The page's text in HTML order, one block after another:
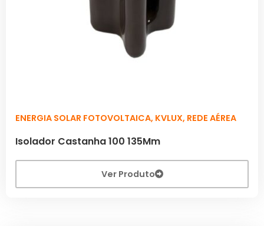
ENERGIA SOLAR FOTOVOLTAICA, KVLUX, REDE AÉREA
Isolador Castanha 100 135Mm
Ver Produto